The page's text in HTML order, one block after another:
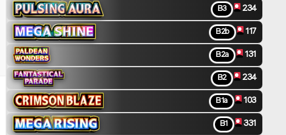
B3 234
B2b 117
B2a 131
B2 234
B1a 103
B1 331